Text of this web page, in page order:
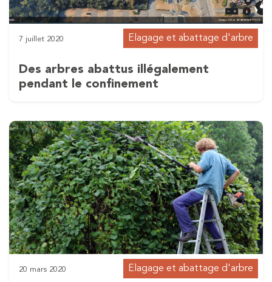
7 juillet 2020 Elagage et abattage d'arbre
Des arbres abattus illégalement
pendant le confinement
20 mars 2020 Elagage et abattage d'arbre